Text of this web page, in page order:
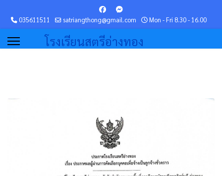
035611511 satriangthong@gmail.com Mon - Fri 8.30 - 16.00
โรงเรียนสตรีอ่างทอง